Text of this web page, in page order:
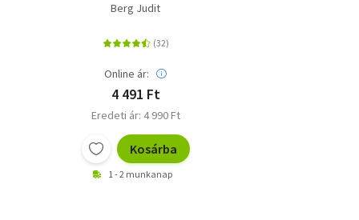
Berg Judit
Online ár:
4 491 Ft
Eredeti ár: 4 990 Ft
Kosárba
1 - 2 munkanap